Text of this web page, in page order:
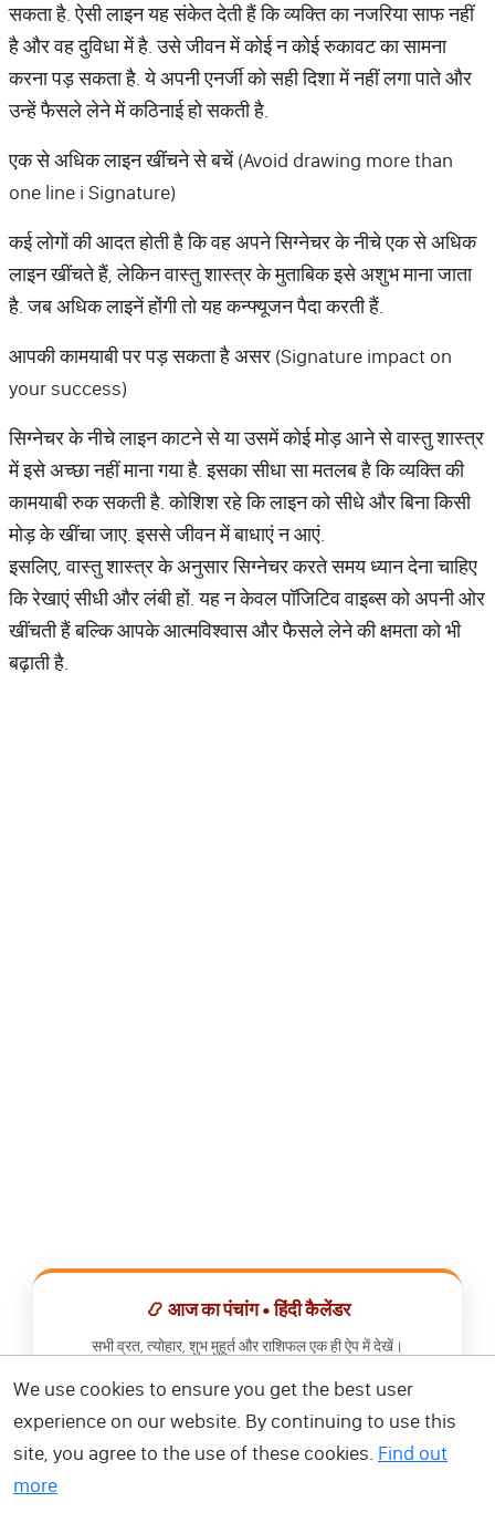
सकता है. ऐसी लाइन यह संकेत देती हैं कि व्यक्ति का नजरिया साफ नहीं
है और वह दुविधा में है. उसे जीवन में कोई न कोई रुकावट का सामना
करना पड़ सकता है. ये अपनी एनर्जी को सही दिशा में नहीं लगा पाते और
उन्हें फैसले लेने में कठिनाई हो सकती है.
एक से अधिक लाइन खींचने से बचें (Avoid drawing more than
one line i Signature)
कई लोगों की आदत होती है कि वह अपने सिग्नेचर के नीचे एक से अधिक
लाइन खींचते हैं, लेकिन वास्तु शास्त्र के मुताबिक इसे अशुभ माना जाता
है. जब अधिक लाइनें होंगी तो यह कन्फ्यूजन पैदा करती हैं.
आपकी कामयाबी पर पड़ सकता है असर (Signature impact on
your success)
सिग्नेचर के नीचे लाइन काटने से या उसमें कोई मोड़ आने से वास्तु शास्त्र
में इसे अच्छा नहीं माना गया है. इसका सीधा सा मतलब है कि व्यक्ति की
कामयाबी रुक सकती है. कोशिश रहे कि लाइन को सीधे और बिना किसी
मोड़ के खींचा जाए. इससे जीवन में बाधाएं न आएं.
इसलिए, वास्तु शास्त्र के अनुसार सिग्नेचर करते समय ध्यान देना चाहिए
कि रेखाएं सीधी और लंबी हों. यह न केवल पॉजिटिव वाइब्स को अपनी ओर
खींचती हैं बल्कि आपके आत्मविश्वास और फैसले लेने की क्षमता को भी
बढ़ाती है.
📿 आज का पंचांग • हिंदी कैलेंडर
सभी व्रत, त्योहार, शुभ मुहूर्त और राशिफल एक ही ऐप में देखें।
📅 हिंदी कैलेंडर ऐप डाउनलोड करें
We use cookies to ensure you get the best user
experience on our website. By continuing to use this
site, you agree to the use of these cookies. Find out
more